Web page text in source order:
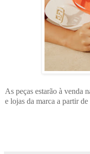
As peças estarão à venda
e lojas da marca a partir